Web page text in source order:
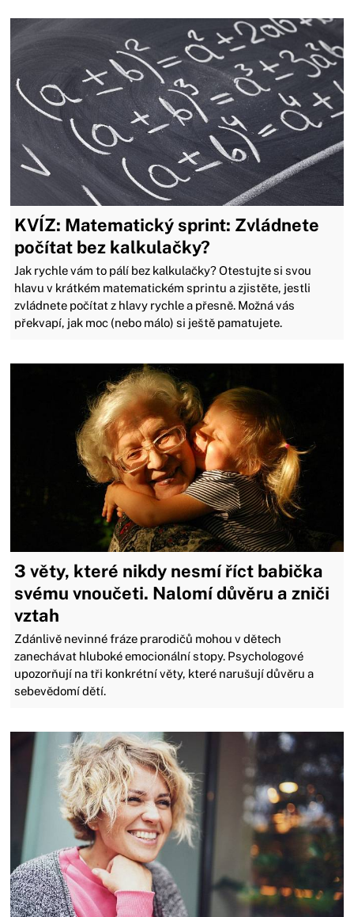
KVÍZ: Matematický sprint: Zvládnete
počítat bez kalkulačky?
Jak rychle vám to pálí bez kalkulačky? Otestujte si svou
hlavu v krátkém matematickém sprintu a zjistěte, jestli
zvládnete počítat z hlavy rychle a přesně. Možná vás
překvapí, jak moc (nebo málo) si ještě pamatujete.
3 věty, které nikdy nesmí říct babička
svému vnoučeti. Nalomí důvěru a zniči
vztah
Zdánlivě nevinné fráze prarodičů mohou v dětech
zanechávat hluboké emocionální stopy. Psychologové
upozorňují na tři konkrétní věty, které narušují důvěru a
sebevědomí dětí.